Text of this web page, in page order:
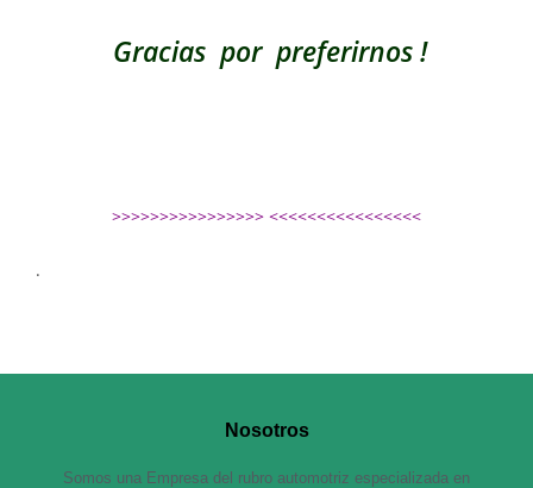
Gracias por preferirnos !
>>>>>>>>>>>>>>>> <<<<<<<<<<<<<<<<
.
Nosotros
Somos una Empresa del rubro automotriz especializada en